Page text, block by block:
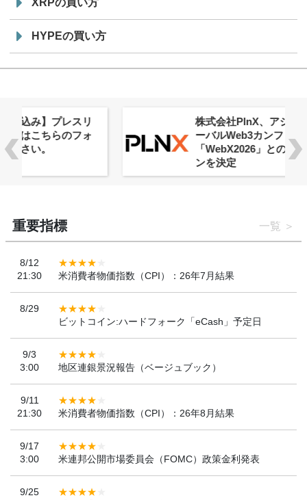
XRPの買い方
HYPEの買い方
株式会社PlnX、アジア最大級のグロ
ーバルWeb3カンファレンス
「WebX2026」とのコラボレーショ
重要指標 一覧
8/12
21:30
米消費者物価指数（CPI）：26年7月結果
8/29
ビットコイン:ハードフォーク「eCash」予定日
9/3
3:00
地区連銀景況報告（ベージュブック）
9/11
21:30
米消費者物価指数（CPI）：26年8月結果
9/17
3:00
米連邦公開市場委員会（FOMC）政策金利発表
9/25